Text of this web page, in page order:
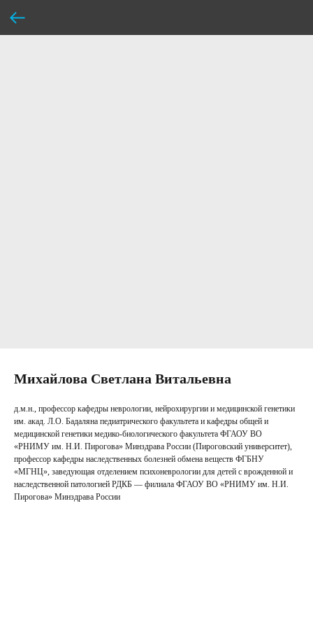
Михайлова Светлана Витальевна
д.м.н., профессор кафедры неврологии, нейрохирургии и медицинской генетики
им. акад. Л.О. Бадаляна педиатрического факультета и кафедры общей и
медицинской генетики медико-биологического факультета ФГАОУ ВО
«РНИМУ им. Н.И. Пирогова» Минздрава России (Пироговский университет),
профессор кафедры наследственных болезней обмена веществ ФГБНУ
«МГНЦ», заведующая отделением психоневрологии для детей с врожденной и
наследственной патологией РДКБ — филиала ФГАОУ ВО «РНИМУ им. Н.И.
Пирогова» Минздрава России